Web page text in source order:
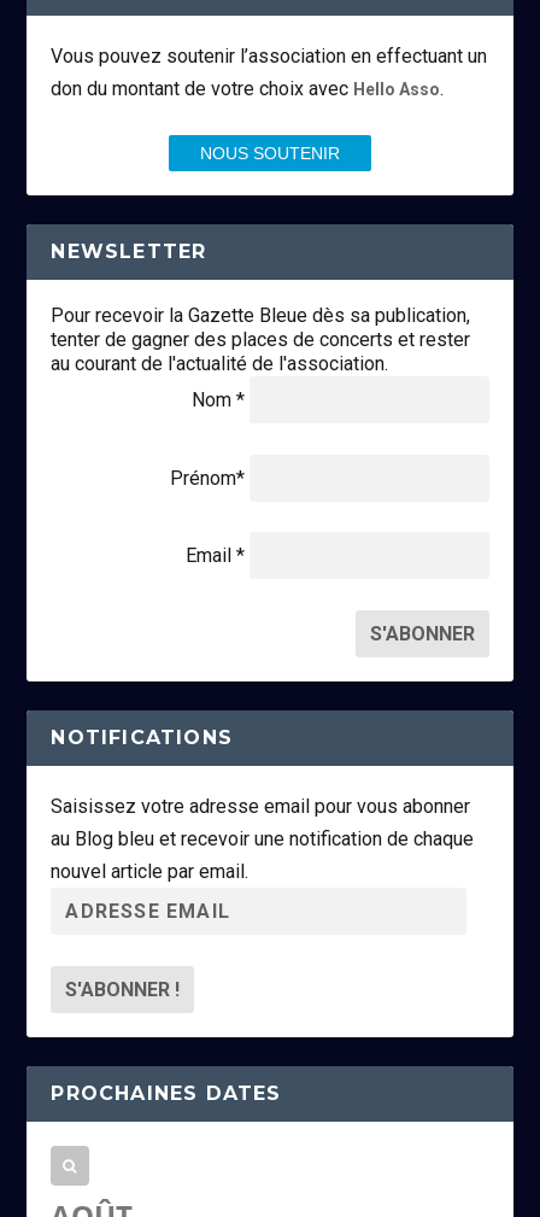
Vous pouvez soutenir l’association en effectuant un
don du montant de votre choix avec Hello Asso.
NOUS SOUTENIR
NEWSLETTER
Pour recevoir la Gazette Bleue dès sa publication,
tenter de gagner des places de concerts et rester
au courant de l'actualité de l'association.
Nom *
Prénom*
Email *
NOTIFICATIONS
Saisissez votre adresse email pour vous abonner
au Blog bleu et recevoir une notification de chaque
nouvel article par email.
r
s
s
e
m
PROCHAINES DATES